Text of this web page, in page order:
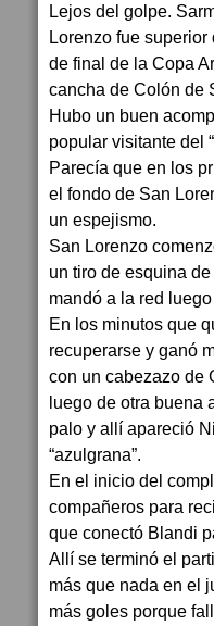
Lejos del golpe.
Lorenzo fue
de final de la Copa
cancha de Colón de
Hubo un buen
popular visitante del
Parecía que en los
el fondo de San
un espejismo.
San Lorenzo
un tiro de esquina
mandó a la red
En los minutos que
recuperarse y ganó
con un cabezazo de
luego de otra buena
palo y allí apareció
“azulgrana”.
En el inicio del
compañeros para
que conectó Blandi
Allí se terminó el
más que nada en el
más goles porque